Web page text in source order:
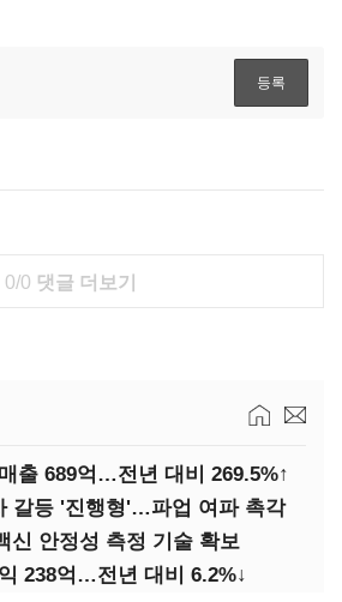
0/0 댓글 더보기
출 689억…전년 대비 269.5%↑
갈등 '진행형'…파업 여파 촉각
신 안정성 측정 기술 확보
238억…전년 대비 6.2%↓